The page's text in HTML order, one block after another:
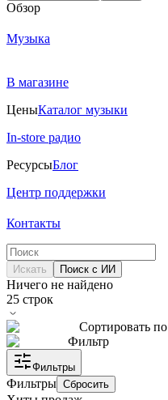
Обзор
Музыка
В магазине
ЦеныКаталог музыки
In-store радио
РесурсыБлог
Центр поддержки
Контакты
Искать Поиск с ИИ
Ничего не найдено
25 строк
Сортировать по
Фильтр
Фильтры
Фильтры Сбросить